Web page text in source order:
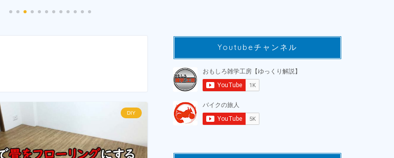
DIY
Youtubeチャンネル